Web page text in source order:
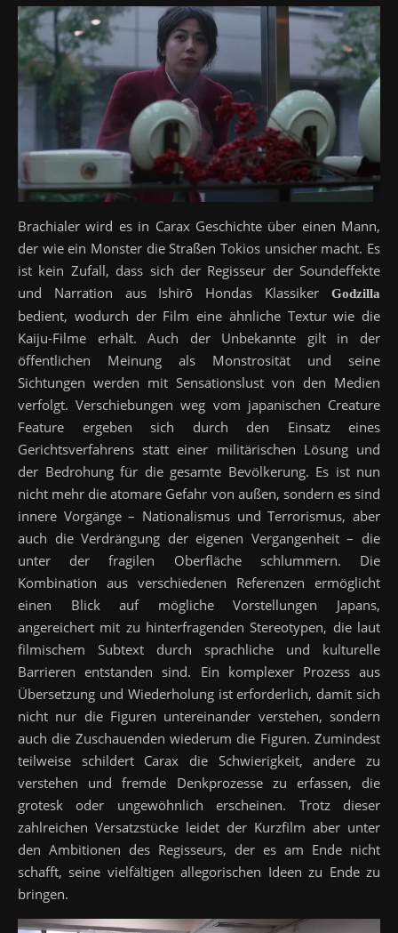
Brachialer wird es in Carax Geschichte über einen Mann,
der wie ein Monster die Straßen Tokios unsicher macht. Es
ist kein Zufall, dass sich der Regisseur der Soundeffekte
und Narration aus Ishirō Hondas Klassiker
Godzilla
bedient, wodurch der Film eine ähnliche Textur wie die
Kaiju-Filme erhält. Auch der Unbekannte gilt in der
öffentlichen Meinung als Monstrosität und seine
Sichtungen werden mit Sensationslust von den Medien
verfolgt. Verschiebungen weg vom japanischen Creature
Feature ergeben sich durch den Einsatz eines
Gerichtsverfahrens statt einer militärischen Lösung und
der Bedrohung für die gesamte Bevölkerung. Es ist nun
nicht mehr die atomare Gefahr von außen, sondern es sind
innere Vorgänge – Nationalismus und Terrorismus, aber
auch die Verdrängung der eigenen Vergangenheit – die
unter der fragilen Oberfläche schlummern. Die
Kombination aus verschiedenen Referenzen ermöglicht
einen Blick auf mögliche Vorstellungen Japans,
angereichert mit zu hinterfragenden Stereotypen, die laut
filmischem Subtext durch sprachliche und kulturelle
Barrieren entstanden sind. Ein komplexer Prozess aus
Übersetzung und Wiederholung ist erforderlich, damit sich
nicht nur die Figuren untereinander verstehen, sondern
auch die Zuschauenden wiederum die Figuren. Zumindest
teilweise schildert Carax die Schwierigkeit, andere zu
verstehen und fremde Denkprozesse zu erfassen, die
grotesk oder ungewöhnlich erscheinen. Trotz dieser
zahlreichen Versatzstücke leidet der Kurzfilm aber unter
den Ambitionen des Regisseurs, der es am Ende nicht
schafft, seine vielfältigen allegorischen Ideen zu Ende zu
bringen.